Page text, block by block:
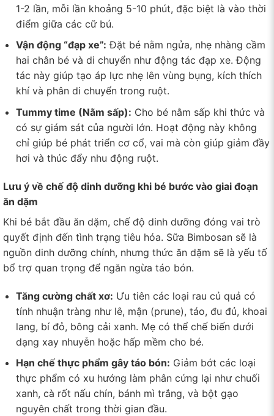
1-2 lần, mỗi lần khoảng 5-10 phút, đặc biệt là vào thời
điểm giữa các cữ bú.
Vận động “đạp xe”: Đặt bé nằm ngửa, nhẹ nhàng cầm
hai chân bé và di chuyển như động tác đạp xe. Động
tác này giúp tạo áp lực nhẹ lên vùng bụng, kích thích
khí và phân di chuyển trong ruột.
Tummy time (Nằm sấp): Cho bé nằm sấp khi thức và
có sự giám sát của người lớn. Hoạt động này không
chỉ giúp bé phát triển cơ cổ, vai mà còn giúp giảm đầy
hơi và thúc đẩy nhu động ruột.
Lưu ý về chế độ dinh dưỡng khi bé bước vào giai đoạn
ăn dặm
Khi bé bắt đầu ăn dặm, chế độ dinh dưỡng đóng vai trò
quyết định đến tình trạng tiêu hóa. Sữa Bimbosan sẽ là
nguồn dinh dưỡng chính, nhưng thức ăn dặm sẽ là yếu tố
bổ trợ quan trọng để ngăn ngừa táo bón.
Tăng cường chất xơ: Ưu tiên các loại rau củ quả có
tính nhuận tràng như lê, mận (prune), táo, đu đủ, khoai
lang, bí đỏ, bông cải xanh. Mẹ có thể chế biến dưới
dạng xay nhuyễn hoặc hấp mềm cho bé.
Hạn chế thực phẩm gây táo bón: Giảm bớt các loại
thực phẩm có xu hướng làm phân cứng lại như chuối
xanh, cà rốt nấu chín, bánh mì trắng, và bột gạo
nguyên chất trong thời gian đầu.